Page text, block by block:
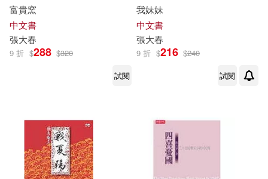
富貴窯
中文書
張大春
9 折 $288 $320
試閱
我妹妹
中文書
張大春
9 折 $216 $240
試閱